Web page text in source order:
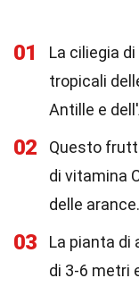
01
La ciliegia
tropicali
Antille e
02
Questo
di vitamina
delle arance.
03
La pianta di
di 3-6 metri